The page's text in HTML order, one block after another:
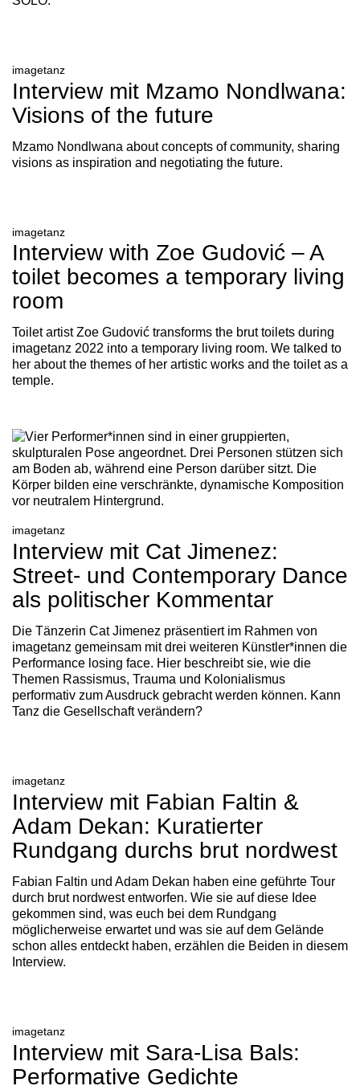
imagetanz
Interview mit Mzamo Nondlwana:
Visions of the future
Mzamo Nondlwana about concepts of community, sharing
visions as inspiration and negotiating the future.
imagetanz
Interview with Zoe Gudović – A
toilet becomes a temporary living
room
Toilet artist Zoe Gudović transforms the brut toilets during
imagetanz 2022 into a temporary living room. We talked to
her about the themes of her artistic works and the toilet as a
temple.
imagetanz
Interview mit Cat Jimenez:
Street- und Contemporary Dance
als politischer Kommentar
Die Tänzerin Cat Jimenez präsentiert im Rahmen von
imagetanz gemeinsam mit drei weiteren Künstler*innen die
Performance losing face. Hier beschreibt sie, wie die
Themen Rassismus, Trauma und Kolonialismus
performativ zum Ausdruck gebracht werden können. Kann
Tanz die Gesellschaft verändern?
imagetanz
Interview mit Fabian Faltin &
Adam Dekan: Kuratierter
Rundgang durchs brut nordwest
Fabian Faltin und Adam Dekan haben eine geführte Tour
durch brut nordwest entworfen. Wie sie auf diese Idee
gekommen sind, was euch bei dem Rundgang
möglicherweise erwartet und was sie auf dem Gelände
schon alles entdeckt haben, erzählen die Beiden in diesem
Interview.
imagetanz
Interview mit Sara-Lisa Bals:
Performative Gedichte